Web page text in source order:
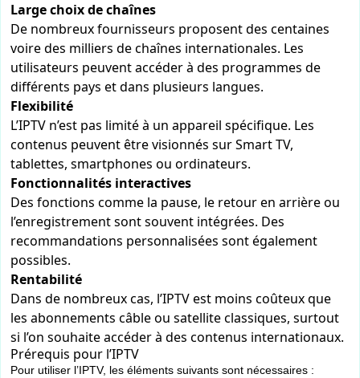
Large choix de chaînes
De nombreux fournisseurs proposent des centaines
voire des milliers de chaînes internationales. Les
utilisateurs peuvent accéder à des programmes de
différents pays et dans plusieurs langues.
Flexibilité
L’IPTV n’est pas limité à un appareil spécifique. Les
contenus peuvent être visionnés sur Smart TV,
tablettes, smartphones ou ordinateurs.
Fonctionnalités interactives
Des fonctions comme la pause, le retour en arrière ou
l’enregistrement sont souvent intégrées. Des
recommandations personnalisées sont également
possibles.
Rentabilité
Dans de nombreux cas, l’IPTV est moins coûteux que
les abonnements câble ou satellite classiques, surtout
si l’on souhaite accéder à des contenus internationaux.
Prérequis pour l’IPTV
Pour utiliser l’IPTV, les éléments suivants sont nécessaires :